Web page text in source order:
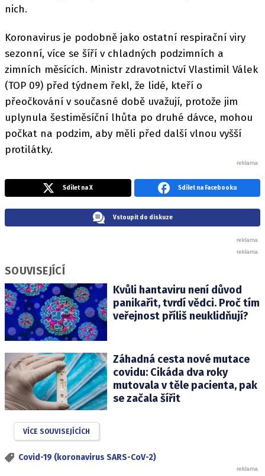
nich.
Koronavirus je podobně jako ostatní respirační viry
sezonní, více se šíří v chladných podzimních a
zimních měsících. Ministr zdravotnictví Vlastimil Válek
(TOP 09) před týdnem řekl, že lidé, kteří o
přeočkování v současné době uvažují, protože jim
uplynula šestiměsíční lhůta po druhé dávce, mohou
počkat na podzim, aby měli před další vlnou vyšší
protilátky.
Sdílet na X Sdílet na Facebooku
Vstoupit do diskuze
SOUVISEJÍCÍ
Kvůli hantaviru není důvod
panikařit, tvrdí vědci. Proč tím
veřejnost příliš neuklidňují?
Záhadná cesta nové mutace
covidu: Cikáda dva roky
mutovala v těle pacienta, pak
se začala šířit
VÍCE SOUVISEJÍCÍCH
Covid-19 (koronavirus SARS-CoV-2)